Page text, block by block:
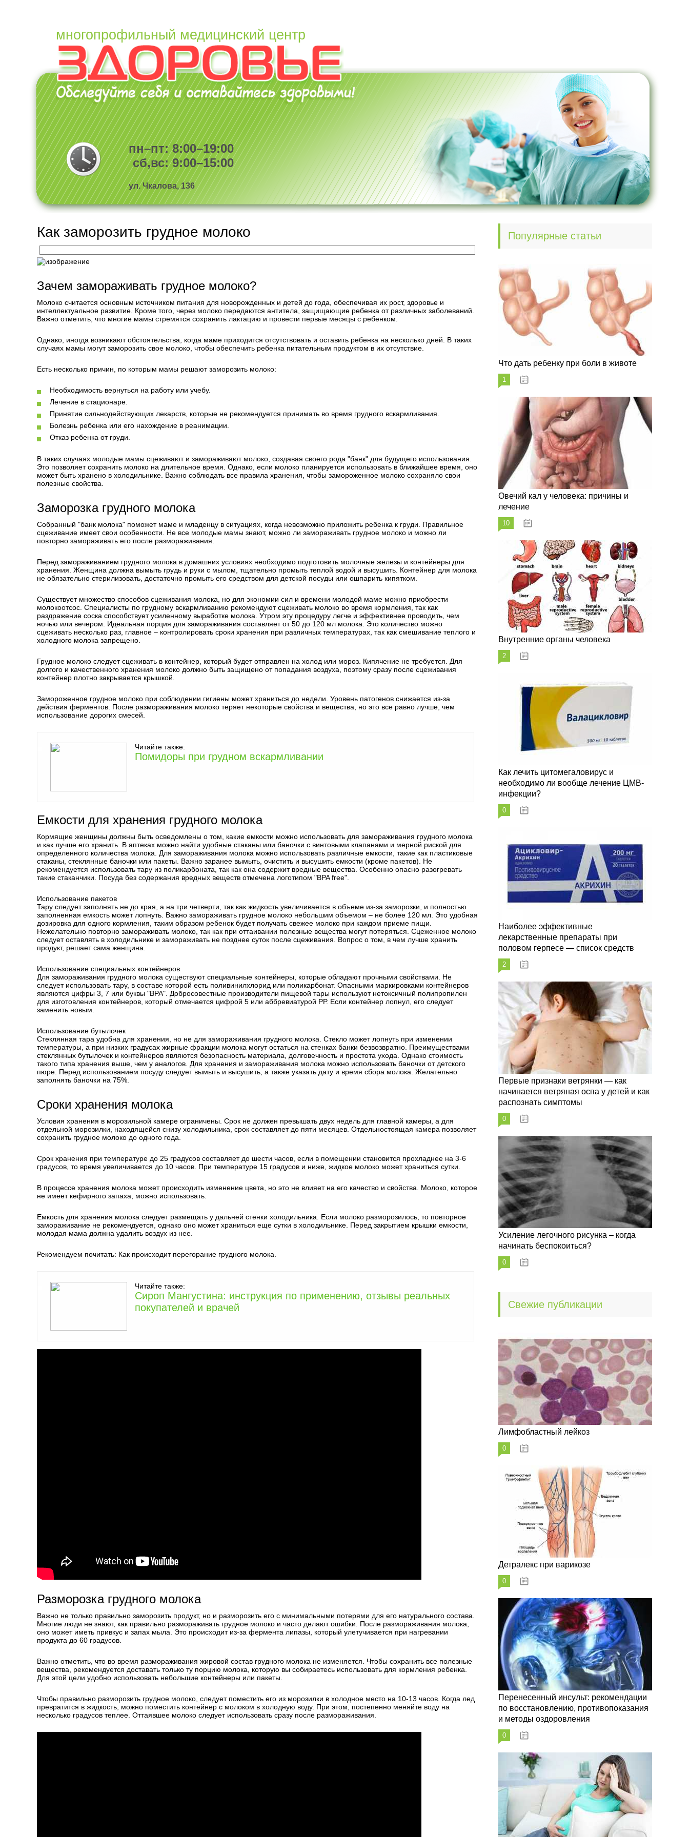
многопрофильный медицинский центр
пн–пт: 8:00–19:00
сб,вс: 9:00–15:00
ул. Чкалова, 136
Как заморозить грудное молоко
Зачем замораживать грудное молоко?
Молоко считается основным источником питания для новорожденных и детей до года, обеспечивая их рост, здоровье и
интеллектуальное развитие. Кроме того, через молоко передаются антитела, защищающие ребенка от различных заболеваний.
Важно отметить, что многие мамы стремятся сохранить лактацию и провести первые месяцы с ребенком.
Однако, иногда возникают обстоятельства, когда маме приходится отсутствовать и оставить ребенка на несколько дней. В таких
случаях мамы могут заморозить свое молоко, чтобы обеспечить ребенка питательным продуктом в их отсутствие.
Есть несколько причин, по которым мамы решают заморозить молоко:
Необходимость вернуться на работу или учебу.
Лечение в стационаре.
Принятие сильнодействующих лекарств, которые не рекомендуется принимать во время грудного вскармливания.
Болезнь ребенка или его нахождение в реанимации.
Отказ ребенка от груди.
В таких случаях молодые мамы сцеживают и замораживают молоко, создавая своего рода "банк" для будущего использования.
Это позволяет сохранить молоко на длительное время. Однако, если молоко планируется использовать в ближайшее время, оно
может быть хранено в холодильнике. Важно соблюдать все правила хранения, чтобы замороженное молоко сохраняло свои
полезные свойства.
Заморозка грудного молока
Собранный "банк молока" поможет маме и младенцу в ситуациях, когда невозможно приложить ребенка к груди. Правильное
сцеживание имеет свои особенности. Не все молодые мамы знают, можно ли замораживать грудное молоко и можно ли
повторно замораживать его после размораживания.
Перед замораживанием грудного молока в домашних условиях необходимо подготовить молочные железы и контейнеры для
хранения. Женщина должна вымыть грудь и руки с мылом, тщательно промыть теплой водой и высушить. Контейнер для молока
не обязательно стерилизовать, достаточно промыть его средством для детской посуды или ошпарить кипятком.
Существует множество способов сцеживания молока, но для экономии сил и времени молодой маме можно приобрести
молокоотсос. Специалисты по грудному вскармливанию рекомендуют сцеживать молоко во время кормления, так как
раздражение соска способствует усиленному выработке молока. Утром эту процедуру легче и эффективнее проводить, чем
ночью или вечером. Идеальная порция для замораживания составляет от 50 до 120 мл молока. Это количество можно
сцеживать несколько раз, главное – контролировать сроки хранения при различных температурах, так как смешивание теплого и
холодного молока запрещено.
Грудное молоко следует сцеживать в контейнер, который будет отправлен на холод или мороз. Кипячение не требуется. Для
долгого и качественного хранения молоко должно быть защищено от попадания воздуха, поэтому сразу после сцеживания
контейнер плотно закрывается крышкой.
Замороженное грудное молоко при соблюдении гигиены может храниться до недели. Уровень патогенов снижается из-за
действия ферментов. После размораживания молоко теряет некоторые свойства и вещества, но это все равно лучше, чем
использование дорогих смесей.
Читайте также:
Помидоры при грудном вскармливании
Емкости для хранения грудного молока
Кормящие женщины должны быть осведомлены о том, какие емкости можно использовать для замораживания грудного молока
и как лучше его хранить. В аптеках можно найти удобные стаканы или баночки с винтовыми клапанами и мерной риской для
определенного количества молока. Для замораживания молока можно использовать различные емкости, такие как пластиковые
стаканы, стеклянные баночки или пакеты. Важно заранее вымыть, очистить и высушить емкости (кроме пакетов). Не
рекомендуется использовать тару из поликарбоната, так как она содержит вредные вещества. Особенно опасно разогревать
такие стаканчики. Посуда без содержания вредных веществ отмечена логотипом "BPA free".
Использование пакетов
Тару следует заполнять не до края, а на три четверти, так как жидкость увеличивается в объеме из-за заморозки, и полностью
заполненная емкость может лопнуть. Важно замораживать грудное молоко небольшим объемом – не более 120 мл. Это удобная
дозировка для одного кормления, таким образом ребенок будет получать свежее молоко при каждом приеме пищи.
Нежелательно повторно замораживать молоко, так как при оттаивании полезные вещества могут потеряться. Сцеженное молоко
следует оставлять в холодильнике и замораживать не позднее суток после сцеживания. Вопрос о том, в чем лучше хранить
продукт, решает сама женщина.
Использование специальных контейнеров
Для замораживания грудного молока существуют специальные контейнеры, которые обладают прочными свойствами. Не
следует использовать тару, в составе которой есть поливинилхлорид или поликарбонат. Опасными маркировками контейнеров
являются цифры 3, 7 или буквы "ВРА". Добросовестные производители пищевой тары используют нетоксичный полипропилен
для изготовления контейнеров, который отмечается цифрой 5 или аббревиатурой РР. Если контейнер лопнул, его следует
заменить новым.
Использование бутылочек
Стеклянная тара удобна для хранения, но не для замораживания грудного молока. Стекло может лопнуть при изменении
температуры, а при низких градусах жирные фракции молока могут остаться на стенках банки безвозвратно. Преимуществами
стеклянных бутылочек и контейнеров являются безопасность материала, долговечность и простота ухода. Однако стоимость
такого типа хранения выше, чем у аналогов. Для хранения и замораживания молока можно использовать баночки от детского
пюре. Перед использованием посуду следует вымыть и высушить, а также указать дату и время сбора молока. Желательно
заполнять баночки на 75%.
Сроки хранения молока
Условия хранения в морозильной камере ограничены. Срок не должен превышать двух недель для главной камеры, а для
отдельной морозилки, находящейся снизу холодильника, срок составляет до пяти месяцев. Отдельностоящая камера позволяет
сохранить грудное молоко до одного года.
Срок хранения при температуре до 25 градусов составляет до шести часов, если в помещении становится прохладнее на 3-6
градусов, то время увеличивается до 10 часов. При температуре 15 градусов и ниже, жидкое молоко может храниться сутки.
В процессе хранения молока может происходить изменение цвета, но это не влияет на его качество и свойства. Молоко, которое
не имеет кефирного запаха, можно использовать.
Емкость для хранения молока следует размещать у дальней стенки холодильника. Если молоко разморозилось, то повторное
замораживание не рекомендуется, однако оно может храниться еще сутки в холодильнике. Перед закрытием крышки емкости,
молодая мама должна удалить воздух из нее.
Рекомендуем почитать: Как происходит перегорание грудного молока.
Читайте также:
Сироп Мангустина: инструкция по применению, отзывы реальных
покупателей и врачей
Разморозка грудного молока
Важно не только правильно заморозить продукт, но и разморозить его с минимальными потерями для его натурального состава.
Многие люди не знают, как правильно размораживать грудное молоко и часто делают ошибки. После размораживания молока,
оно может иметь привкус и запах мыла. Это происходит из-за фермента липазы, который улетучивается при нагревании
продукта до 60 градусов.
Важно отметить, что во время размораживания жировой состав грудного молока не изменяется. Чтобы сохранить все полезные
вещества, рекомендуется доставать только ту порцию молока, которую вы собираетесь использовать для кормления ребенка.
Для этой цели удобно использовать небольшие контейнеры или пакеты.
Чтобы правильно разморозить грудное молоко, следует поместить его из морозилки в холодное место на 10-13 часов. Когда лед
превратится в жидкость, можно поместить контейнер с молоком в холодную воду. При этом, постепенно меняйте воду на
несколько градусов теплее. Оттаявшее молоко следует использовать сразу после размораживания.
Популярные статьи
Что дать ребенку при боли в животе
1
Овечий кал у человека: причины и
лечение
10
Внутренние органы человека
2
Как лечить цитомегаловирус и
необходимо ли вообще лечение ЦМВ-
инфекции?
0
Наиболее эффективные
лекарственные препараты при
половом герпесе — список средств
2
Первые признаки ветрянки — как
начинается ветряная оспа у детей и как
распознать симптомы
0
Усиление легочного рисунка – когда
начинать беспокоиться?
0
Свежие публикации
Лимфобластный лейкоз
0
Детралекс при варикозе
0
Перенесенный инсульт: рекомендации
по восстановлению, противопоказания
и методы оздоровления
0